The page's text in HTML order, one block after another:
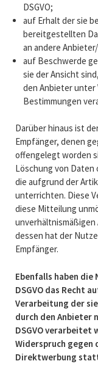
DSGVO;
auf Erhalt der sie
bereitgestellten
an andere
auf Beschwerde
sie der Ansicht
den Anbieter
Bestimmungen
Darüber hinaus ist
Empfänger, denen
offengelegt worden
Löschung von Daten
die aufgrund der
unterrichten. Diese
diese Mitteilung
dessen hat der
Empfänger.
Ebenfalls haben die
DSGVO das Recht
Verarbeitung der
durch den Anbieter
DSGVO verarbeitet
Widerspruch gegen
Direktwerbung